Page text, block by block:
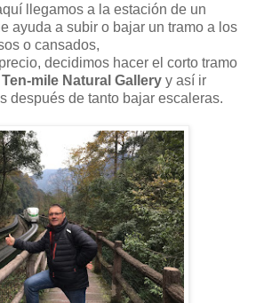
llegamos a la estación de un
ayuda a subir o bajar un tramo a los
o cansados,
decidimos hacer el corto tramo
Ten-mile Natural Gallery y así ir
después de tanto bajar escaleras.